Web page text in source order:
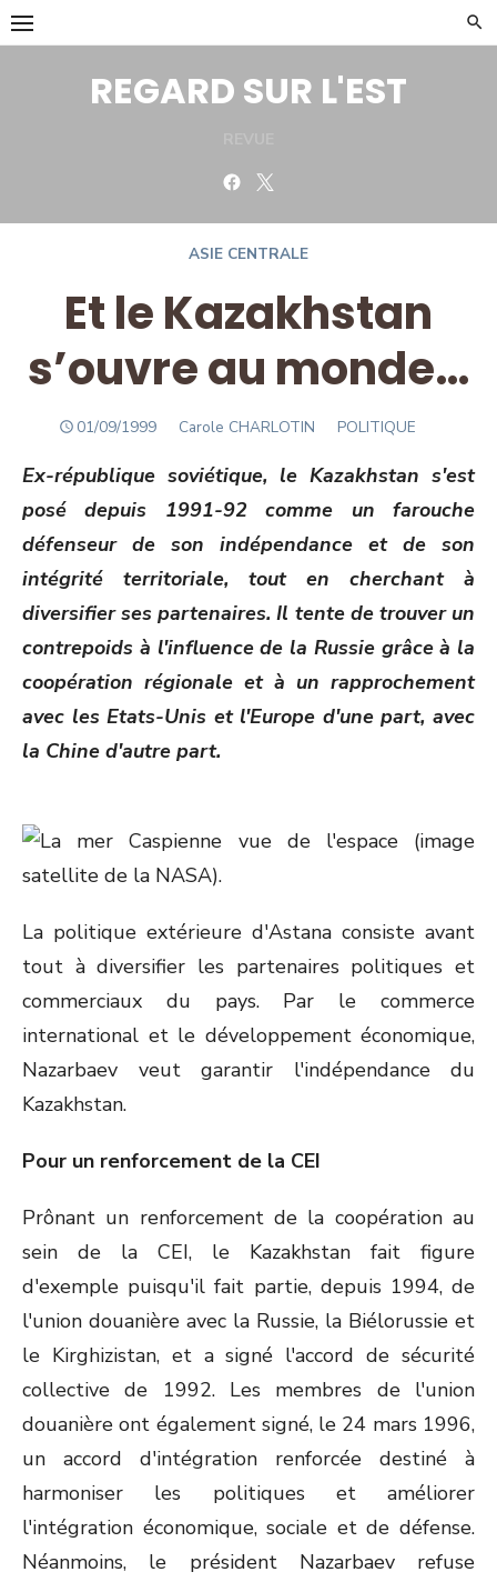
Skip
to
REGARD SUR L'EST
Facebook
ASIE CENTRALE
Et le Kazakhstan
s’ouvre au monde…
POSTED
01/09/1999 Author
Carole CHARLOTIN POLITIQUE
Ex-république soviétique, le Kazakhstan s'est
posé depuis 1991-92 comme un farouche
défenseur de son indépendance et de son
intégrité territoriale, tout en cherchant à
diversifier ses partenaires. Il tente de trouver un
contrepoids à l'influence de la Russie grâce à la
coopération régionale et à un rapprochement
avec les Etats-Unis et l'Europe d'une part, avec
la Chine d'autre part.
La politique extérieure d'Astana consiste avant
tout à diversifier les partenaires politiques et
commerciaux du pays. Par le commerce
international et le développement économique,
Nazarbaev veut garantir l'indépendance du
Kazakhstan.
Pour un renforcement de la CEI
Prônant un renforcement de la coopération au
sein de la CEI, le Kazakhstan fait figure
d'exemple puisqu'il fait partie, depuis 1994, de
l'union douanière avec la Russie, la Biélorussie et
le Kirghizistan, et a signé l'accord de sécurité
collective de 1992. Les membres de l'union
douanière ont également signé, le 24 mars 1996,
un accord d'intégration renforcée destiné à
harmoniser les politiques et améliorer
l'intégration économique, sociale et de défense.
Néanmoins, le président Nazarbaev refuse